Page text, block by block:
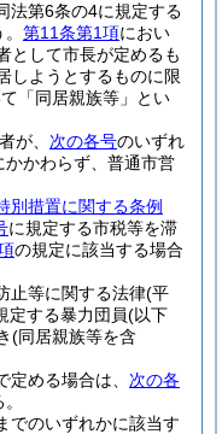
法第6条の4に規定する
第11条第1項におい
として市長が定めるも
しようとするものに限
「同居親族等」とい
が、 次の各号のいずれ
かかわらず、普通市営
別措置に関する条例
に規定する市税等を滞
の規定に該当する場合
止等に関する法律(平
定する暴力団員(以下
(同居親族等を含
める場合は、 次の各
でのいずれかに該当す